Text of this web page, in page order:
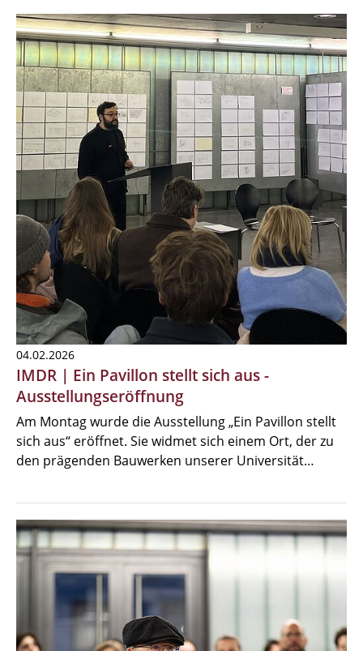
04.02.2026
IMDR | Ein Pavillon stellt sich aus -
Ausstellungseröffnung
Am Montag wurde die Ausstellung „Ein Pavillon stellt
sich aus“ eröffnet. Sie widmet sich einem Ort, der zu
den prägenden Bauwerken unserer Universität…